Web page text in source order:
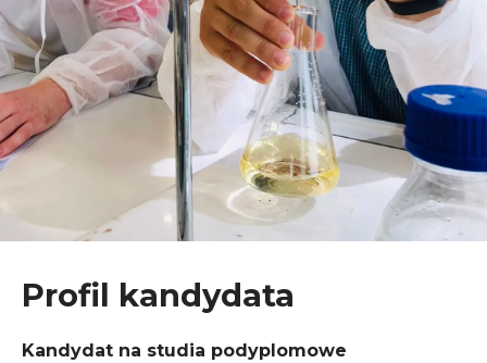
Profil kandydata
Kandydat na studia podyplomowe